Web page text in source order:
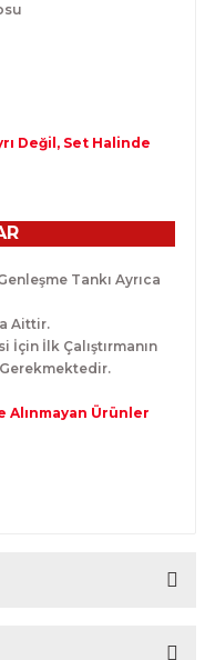
Değil, Set Halinde
Tankı Ayrıca
Aittir.
İçin İlk Çalıştırmanın
Gerekmektedir.
Alınmayan Ürünler